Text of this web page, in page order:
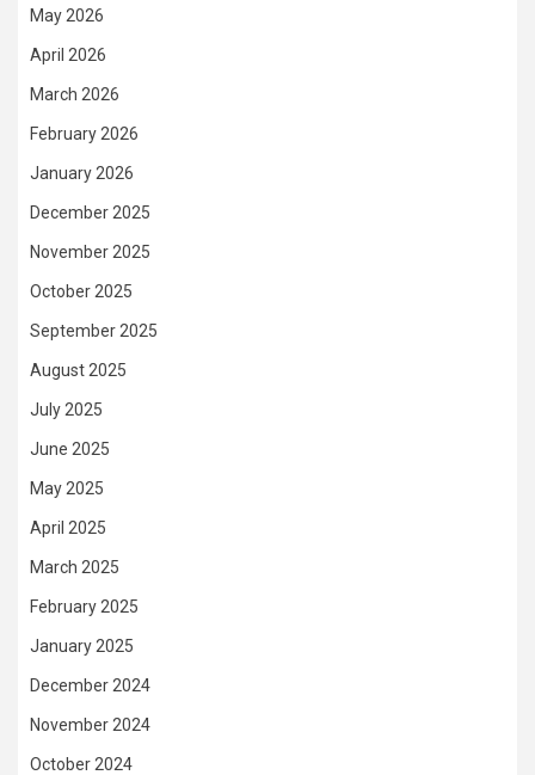
May 2026
April 2026
March 2026
February 2026
January 2026
December 2025
November 2025
October 2025
September 2025
August 2025
July 2025
June 2025
May 2025
April 2025
March 2025
February 2025
January 2025
December 2024
November 2024
October 2024